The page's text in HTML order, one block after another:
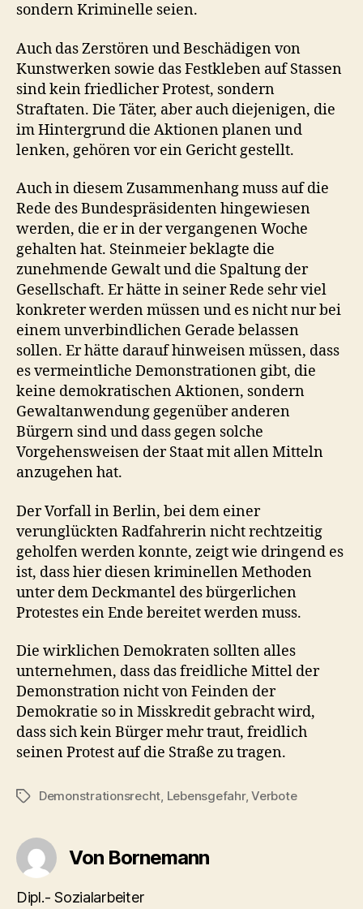
sondern Kriminelle seien.
Auch das Zerstören und Beschädigen von
Kunstwerken sowie das Festkleben auf Stassen
sind kein friedlicher Protest, sondern
Straftaten. Die Täter, aber auch diejenigen, die
im Hintergrund die Aktionen planen und
lenken, gehören vor ein Gericht gestellt.
Auch in diesem Zusammenhang muss auf die
Rede des Bundespräsidenten hingewiesen
werden, die er in der vergangenen Woche
gehalten hat. Steinmeier beklagte die
zunehmende Gewalt und die Spaltung der
Gesellschaft. Er hätte in seiner Rede sehr viel
konkreter werden müssen und es nicht nur bei
einem unverbindlichen Gerade belassen
sollen. Er hätte darauf hinweisen müssen, dass
es vermeintliche Demonstrationen gibt, die
keine demokratischen Aktionen, sondern
Gewaltanwendung gegenüber anderen
Bürgern sind und dass gegen solche
Vorgehensweisen der Staat mit allen Mitteln
anzugehen hat.
Der Vorfall in Berlin, bei dem einer
verunglückten Radfahrerin nicht rechtzeitig
geholfen werden konnte, zeigt wie dringend es
ist, dass hier diesen kriminellen Methoden
unter dem Deckmantel des bürgerlichen
Protestes ein Ende bereitet werden muss.
Die wirklichen Demokraten sollten alles
unternehmen, dass das freidliche Mittel der
Demonstration nicht von Feinden der
Demokratie so in Misskredit gebracht wird,
dass sich kein Bürger mehr traut, freidlich
seinen Protest auf die Straße zu tragen.
Schlagwörter
Demonstrationsrecht, Lebensgefahr,Verbote
Von Bornemann
Dipl.- Sozialarbeiter